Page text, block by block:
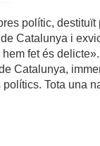
polític,
Catalunya i
fet és
Catalunya,
Tota una